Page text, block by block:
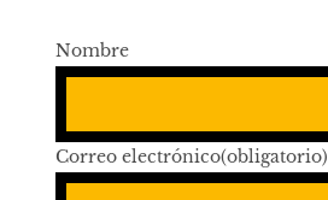
Nombre
Correo electrónico(obligatorio)